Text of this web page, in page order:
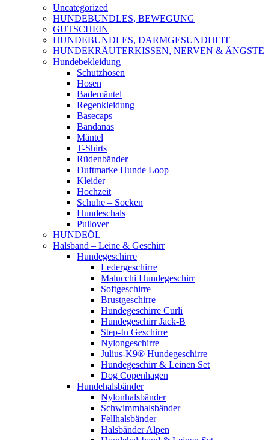
Uncategorized
HUNDEBUNDLES, BEWEGUNG
GUTSCHEIN
HUNDEBUNDLES, DARMGESUNDHEIT
HUNDEKRÄUTERKISSEN, NERVEN & ÄNGSTE
Hundebekleidung
Schutzhosen
Hosen
Bademäntel
Regenkleidung
Basecaps
Bandanas
Mäntel
T-Shirts
Rüdenbänder
Duftmarke Hunde Loop
Kleider
Hochzeit
Schuhe – Socken
Hundeschals
Pullover
HUNDEÖL
Halsband – Leine & Geschirr
Hundegeschirre
Ledergeschirre
Malucchi Hundegeschirr
Softgeschirre
Brustgeschirre
Hundegeschirre Curli
Hundegeschirr Jack-B
Step-In Geschirre
Nylongeschirre
Julius-K9® Hundegeschirre
Hundegeschirr & Leinen Set
Dog Copenhagen
Hundehalsbänder
Nylonhalsbänder
Schwimmhalsbänder
Fellhalsbänder
Halsbänder Alpen